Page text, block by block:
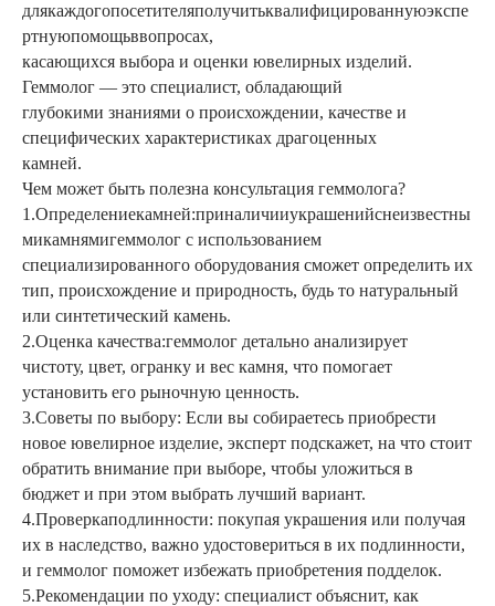
длякаждогопосетителяполучитьквалифицированнуюэкспе
ртнуюпомощьввопросах,
касающихся выбора и оценки ювелирных изделий.
Геммолог — это специалист, обладающий
глубокими знаниями о происхождении, качестве и
специфических характеристиках драгоценных
камней.
Чем может быть полезна консультация геммолога?
1.Определениекамней:приналичииукрашенийснеизвестны
микамнямигеммолог с использованием
специализированного оборудования сможет определить их
тип, происхождение и природность, будь то натуральный
или синтетический камень.
2.Оценка качества:геммолог детально анализирует
чистоту, цвет, огранку и вес камня, что помогает
установить его рыночную ценность.
3.Советы по выбору: Если вы собираетесь приобрести
новое ювелирное изделие, эксперт подскажет, на что стоит
обратить внимание при выборе, чтобы уложиться в
бюджет и при этом выбрать лучший вариант.
4.Проверкаподлинности: покупая украшения или получая
их в наследство, важно удостовериться в их подлинности,
и геммолог поможет избежать приобретения подделок.
5.Рекомендации по уходу: специалист объяснит, как